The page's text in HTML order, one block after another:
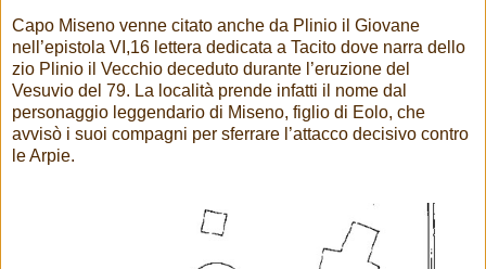
Capo Miseno venne citato anche da Plinio il Giovane
nell’epistola VI,16 lettera dedicata a Tacito dove narra dello
zio Plinio il Vecchio deceduto durante l’eruzione del
Vesuvio del 79. La località prende infatti il nome dal
personaggio leggendario di Miseno, figlio di Eolo, che
avvisò i suoi compagni per sferrare l’attacco decisivo contro
le Arpie.